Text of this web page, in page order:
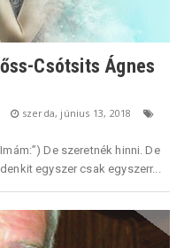
Csótsits Ágnes
szerda, június 13, 2018
De szeretnék hinni. De
egyszer csak egyszerr...